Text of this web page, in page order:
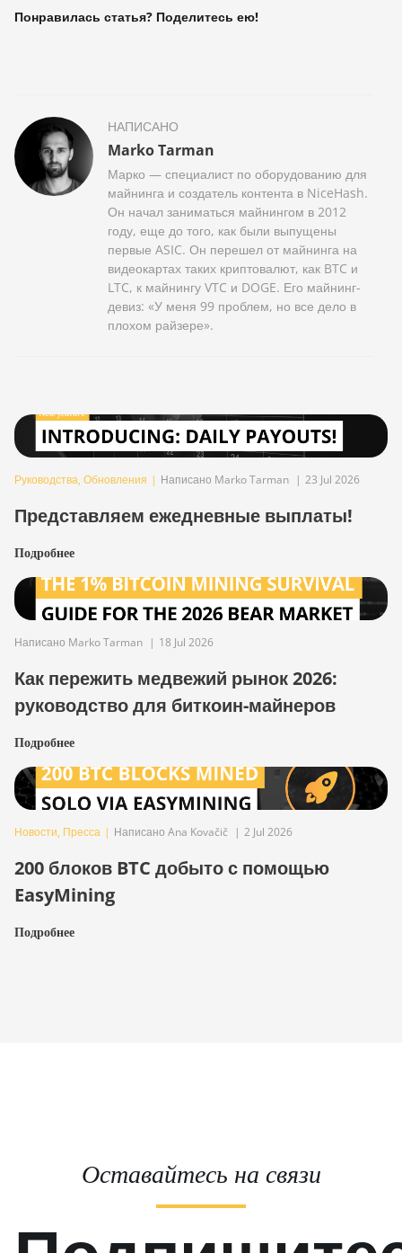
Понравилась статья? Поделитесь ею!
НАПИСАНО
Marko Tarman
Марко — специалист по оборудованию для
майнинга и создатель контента в NiceHash.
Он начал заниматься майнингом в 2012
году, еще до того, как были выпущены
первые ASIC. Он перешел от майнинга на
видеокартах таких криптовалют, как BTC и
LTC, к майнингу VTC и DOGE. Его майнинг-
девиз: «У меня 99 проблем, но все дело в
плохом райзере».
Руководства, Обновления | Написано Marko Tarman | 23 Jul 2026
Представляем ежедневные выплаты!
Подробнее
Написано Marko Tarman | 18 Jul 2026
Как пережить медвежий рынок 2026:
руководство для биткоин-майнеров
Подробнее
Новости, Пресса | Написано Ana Kovačič | 2 Jul 2026
200 блоков BTC добыто с помощью
EasyMining
Подробнее
Оставайтесь на связи